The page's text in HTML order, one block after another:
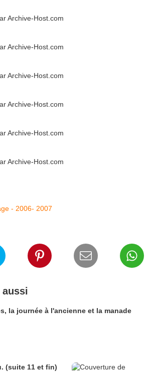
- 2006- 2007
aussi
la journée à l'ancienne et la manade
(suite 11 et fin)